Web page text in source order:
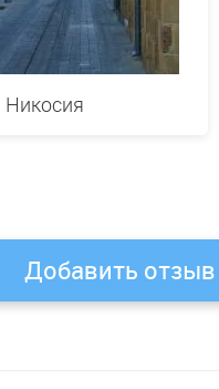
Никосия
Добавить отзыв